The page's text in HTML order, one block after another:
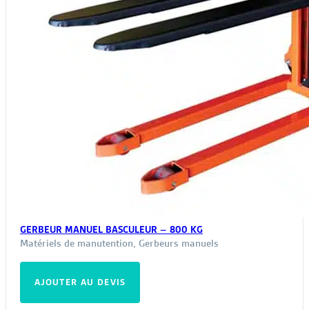
produit
GERBEUR MANUEL BASCULEUR – 800 KG
Matériels de manutention, Gerbeurs manuels
AJOUTER AU DEVIS